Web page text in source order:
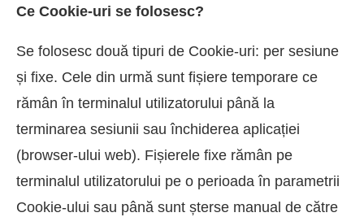
Ce Cookie-uri se folosesc?
Se folosesc două tipuri de Cookie-uri: per sesiune
și fixe. Cele din urmă sunt fișiere temporare ce
rămân în terminalul utilizatorului până la
terminarea sesiunii sau închiderea aplicației
(browser-ului web). Fișierele fixe rămân pe
terminalul utilizatorului pe o perioada în parametrii
Cookie-ului sau până sunt șterse manual de către